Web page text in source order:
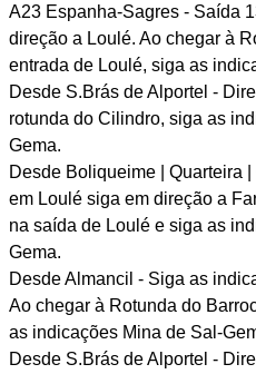
A23 Espanha-Sagres - Saída
direção a Loulé. Ao chegar à
entrada de Loulé, siga as
Desde S.Brás de Alportel -
rotunda do Cilindro, siga as
Gema.
Desde Boliqueime | Quarteira
em Loulé siga em direção a
na saída de Loulé e siga as
Gema.
Desde Almancil - Siga as
Ao chegar à Rotunda do
as indicações Mina de Sal-
Desde S.Brás de Alportel -